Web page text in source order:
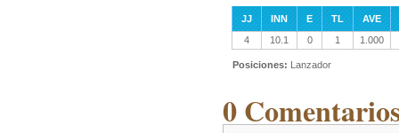
JJ INN E TL
AVE
4
10.1 0 1 1.000
Posiciones: Lanzador
0